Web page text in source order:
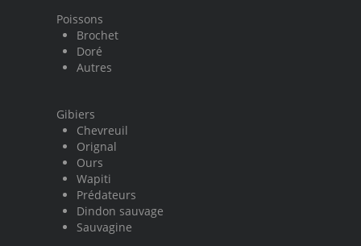
Poissons
Brochet
Doré
Autres
Gibiers
Chevreuil
Orignal
Ours
Wapiti
Prédateurs
Dindon sauvage
Sauvagine